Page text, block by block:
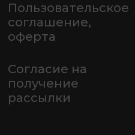
Пользовательское
соглашение,
оферта
Согласие на
получение
рассылки